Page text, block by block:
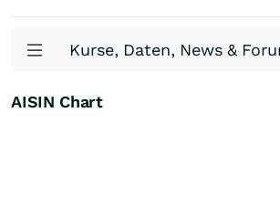
Kurse, Daten, News &
AISIN Chart